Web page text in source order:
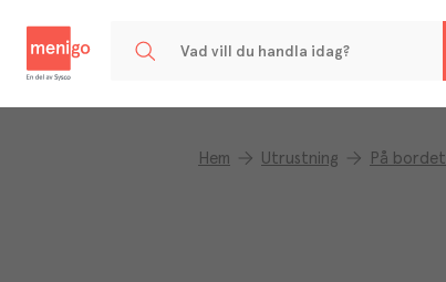
Hem Utrustning På bordet